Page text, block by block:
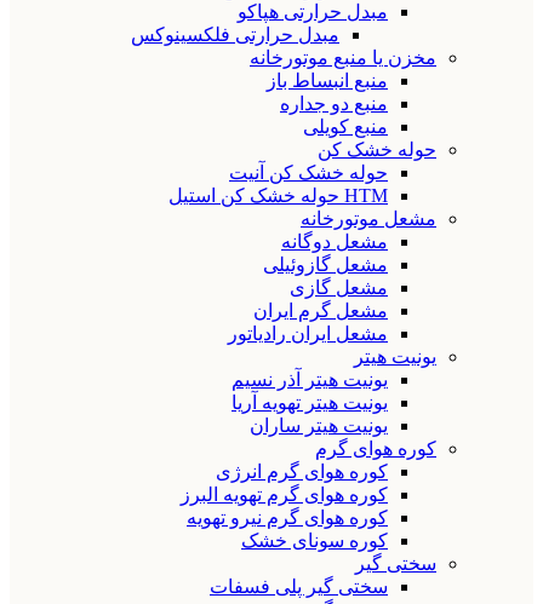
مبدل حرارتی هپاکو
مبدل حرارتی فلکسینوکس
مخزن یا منبع موتورخانه
منبع انبساط باز
منبع دو جداره
منبع کویلی
حوله خشک کن
حوله خشک کن آنیت
HTM حوله خشک کن استیل
مشعل موتورخانه
مشعل دوگانه
مشعل گازوئیلی
مشعل گازی
مشعل گرم ایران
مشعل ایران رادیاتور
یونیت هیتر
یونیت هیتر آذر نسیم
یونیت هیتر تهویه آریا
یونیت هیتر ساران
کوره هوای گرم
کوره هوای گرم انرژی
کوره هوای گرم تهویه البرز
کوره هوای گرم نیرو تهویه
کوره سونای خشک
سختی گیر
سختی گیر پلی فسفات